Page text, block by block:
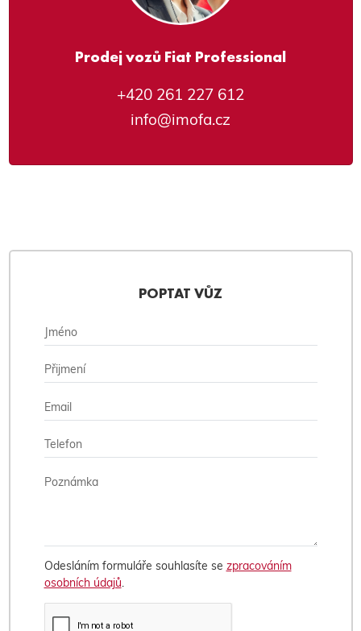
Prodej vozů Fiat Professional
+420 261 227 612
info@imofa.cz
POPTAT VŮZ
Odesláním formuláře souhlasíte se zpracováním
osobních údajů.